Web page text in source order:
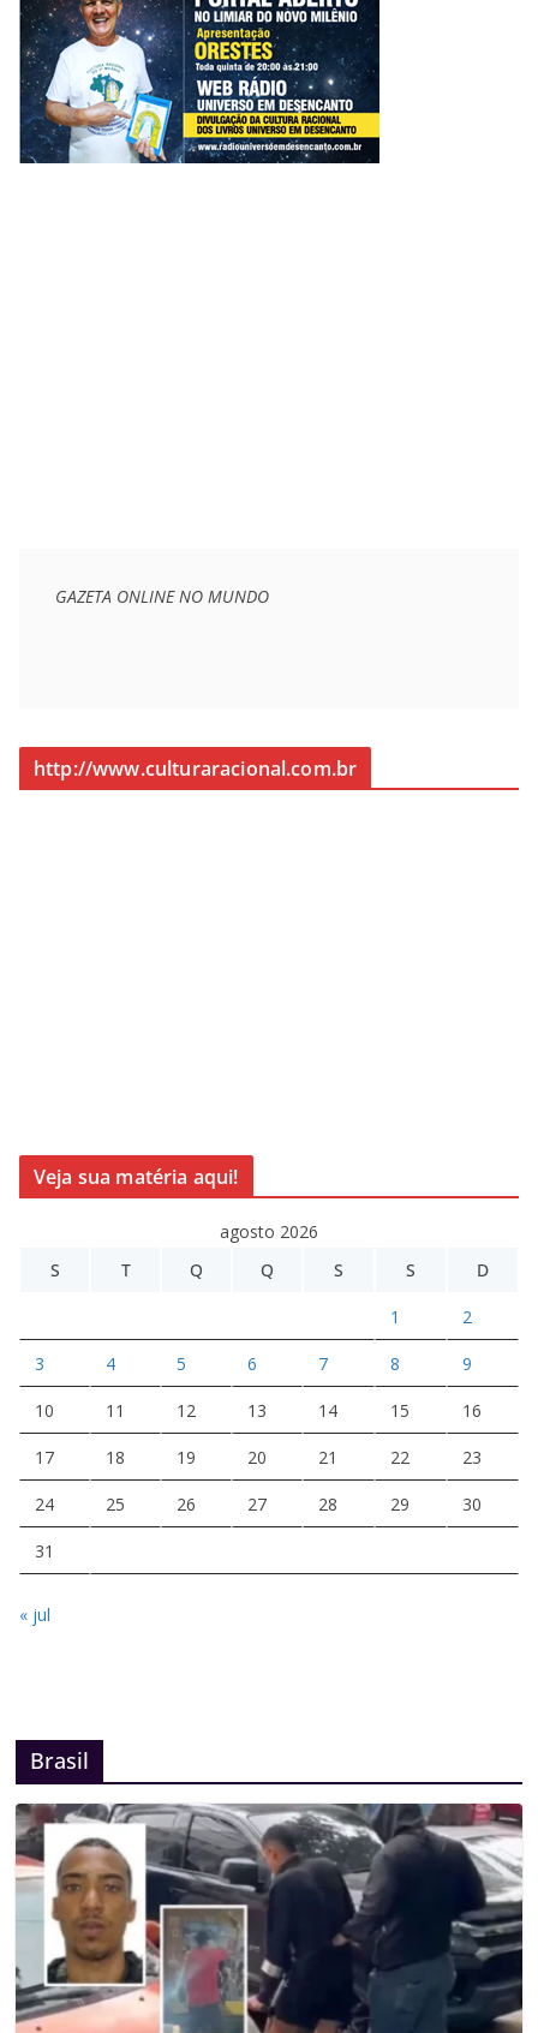
GAZETA ONLINE NO MUNDO
http://www.culturaracional.com.br
Veja sua matéria aqui!
agosto 2026
S
T Q Q S S D
1 2
3 4 5 6 7 8 9
10 11 12 13 14 15 16
17 18 19 20 21 22 23
24 25 26 27 28 29 30
31
« jul
Brasil